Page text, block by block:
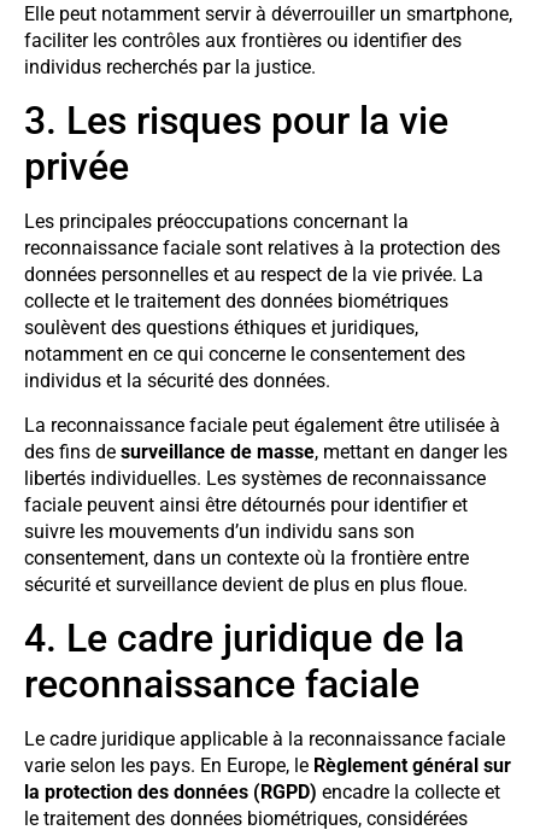
Elle peut notamment servir à déverrouiller un smartphone,
faciliter les contrôles aux frontières ou identifier des
individus recherchés par la justice.
3. Les risques pour la vie
privée
Les principales préoccupations concernant la
reconnaissance faciale sont relatives à la protection des
données personnelles et au respect de la vie privée. La
collecte et le traitement des données biométriques
soulèvent des questions éthiques et juridiques,
notamment en ce qui concerne le consentement des
individus et la sécurité des données.
La reconnaissance faciale peut également être utilisée à
des fins de surveillance de masse, mettant en danger les
libertés individuelles. Les systèmes de reconnaissance
faciale peuvent ainsi être détournés pour identifier et
suivre les mouvements d’un individu sans son
consentement, dans un contexte où la frontière entre
sécurité et surveillance devient de plus en plus floue.
4. Le cadre juridique de la
reconnaissance faciale
Le cadre juridique applicable à la reconnaissance faciale
varie selon les pays. En Europe, le Règlement général sur
la protection des données (RGPD) encadre la collecte et
le traitement des données biométriques, considérées